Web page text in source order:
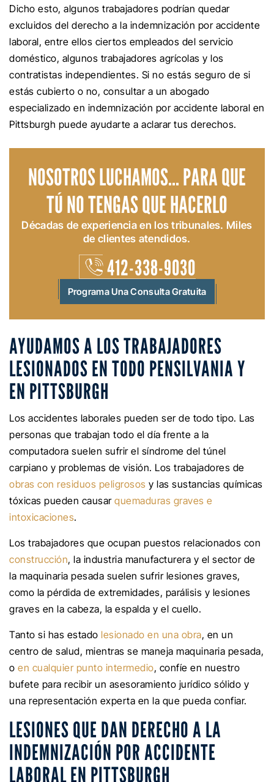
Dicho esto, algunos trabajadores podrían quedar
excluidos del derecho a la indemnización por accidente
laboral, entre ellos ciertos empleados del servicio
doméstico, algunos trabajadores agrícolas y los
contratistas independientes. Si no estás seguro de si
estás cubierto o no, consultar a un abogado
especializado en indemnización por accidente laboral en
Pittsburgh puede ayudarte a aclarar tus derechos.
NOSOTROS LUCHAMOS... PARA QUE
TÚ NO TENGAS QUE HACERLO
Décadas de experiencia en los tribunales. Miles
de clientes atendidos.
Programa Una Consulta Gratuita
412-338-9030
AYUDAMOS A LOS TRABAJADORES
LESIONADOS EN TODO PENSILVANIA Y
EN PITTSBURGH
Los accidentes laborales pueden ser de todo tipo. Las
personas que trabajan todo el día frente a la
computadora suelen sufrir el síndrome del túnel
carpiano y problemas de visión. Los trabajadores de
obras con residuos peligrosos y las sustancias químicas
tóxicas pueden causarquemaduras graves e
intoxicaciones.
Los trabajadores que ocupan puestos relacionados con
construcción, la industria manufacturera y el sector de
la maquinaria pesada suelen sufrir lesiones graves,
como la pérdida de extremidades, parálisis y lesiones
graves en la cabeza, la espalda y el cuello.
Tanto si has estado lesionado en una obra, en un
centro de salud, mientras se maneja maquinaria pesada,
o en cualquier punto intermedio, confíe en nuestro
bufete para recibir un asesoramiento jurídico sólido y
una representación experta en la que pueda confiar.
LESIONES QUE DAN DERECHO A LA
INDEMNIZACIÓN POR ACCIDENTE
LABORAL EN PITTSBURGH